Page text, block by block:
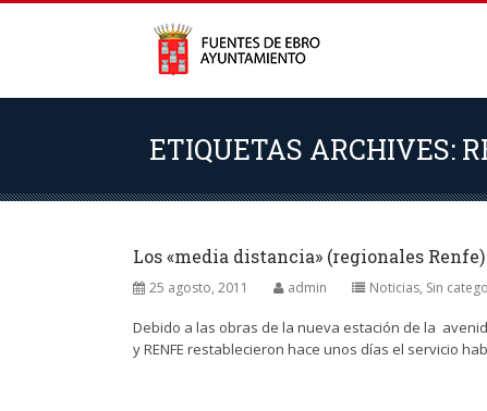
ETIQUETAS ARCHIVES:
Los «media distancia» (regionales
25 agosto, 2011 admin Noticias, Sin
Debido a las obras de la nueva estación de la
y RENFE restablecieron hace unos días el servicio